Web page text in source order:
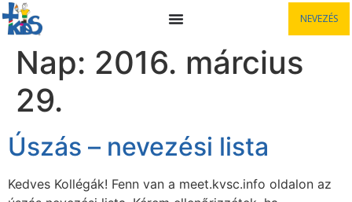
NEVEZÉS
Nap: 2016. március
29.
Úszás – nevezési lista
Kedves Kollégák! Fenn van a meet.kvsc.info oldalon az